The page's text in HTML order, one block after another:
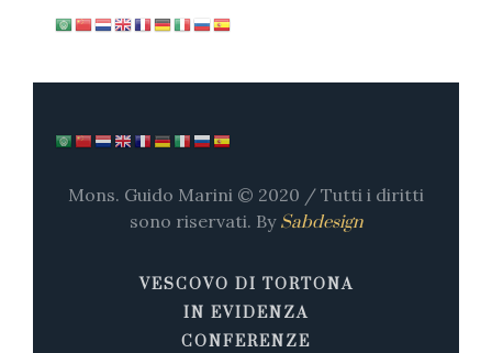
Mons. Guido Marini © 2020 / Tutti i diritti
sono riservati. By Sabdesign
VESCOVO DI TORTONA
IN EVIDENZA
CONFERENZE